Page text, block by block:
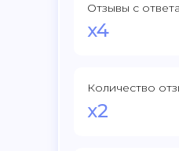
x4
Отзывы с
x2
Количество